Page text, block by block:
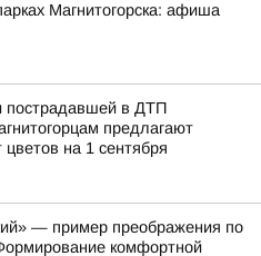
Магнитогорска: афиша
в ДТП
предлагают
цветов на 1 сентября
— пример преображения по
комфортной